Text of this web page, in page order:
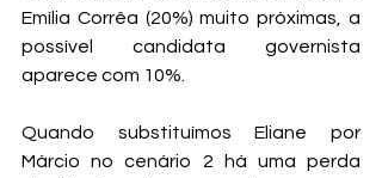
Emília Corrêa (20%) muito próximas, a
possível candidata governista
aparece com 10%.
Quando substituímos Eliane por
Márcio no cenário 2 há uma perda